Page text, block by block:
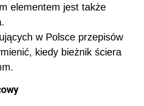
elementem jest także
w Polsce przepisów
kiedy bieżnik ściera